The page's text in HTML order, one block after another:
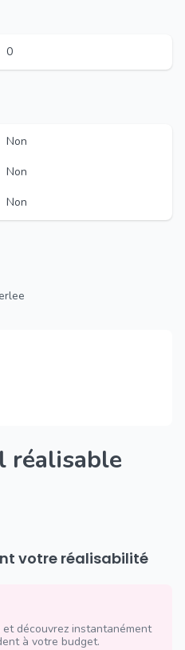
0
Non
Non
Non
votre réalisabilité
découvrez instantanément
à votre budget.